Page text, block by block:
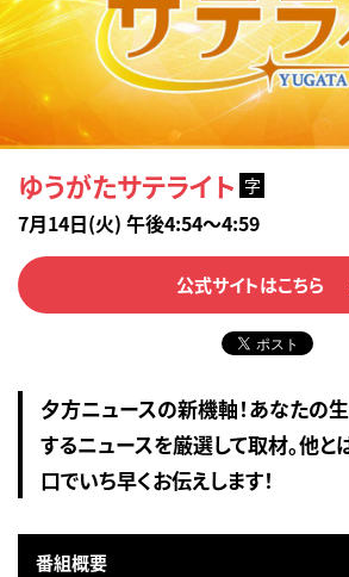
ゆうがたサテライト 字
7月14日(火) 午後4:54～4:59
公式サイトはこちら
夕方ニュースの新機軸！あなたの
するニュースを厳選して取材。他と
口でいち早くお伝えします！
番組概要